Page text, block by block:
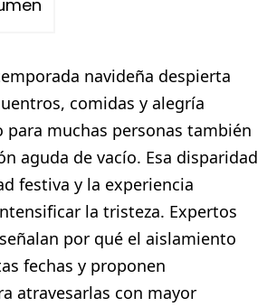
navideña despierta
comidas y alegría
para muchas personas también
aguda de vacío. Esa disparidad
festiva y la experiencia
la tristeza. Expertos
por qué el aislamiento
fechas y proponen
atravesarlas con mayor